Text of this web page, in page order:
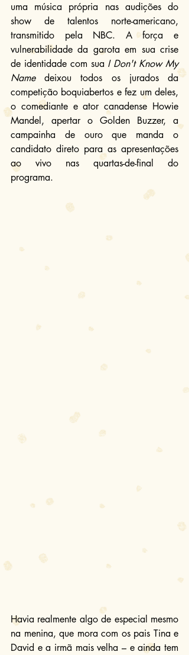
uma música própria nas audições do
show de talentos norte-americano,
transmitido pela NBC. A força e
vulnerabilidade da garota em sua crise
de identidade com sua I Don't Know My
Name deixou todos os jurados da
competição boquiabertos e fez um deles,
o comediante e ator canadense Howie
Mandel, apertar o Golden Buzzer, a
campainha de ouro que manda o
candidato direto para as apresentações
ao vivo nas quartas-de-final do
programa.
Havia realmente algo de especial mesmo
na menina, que mora com os pais Tina e
David e a irmã mais velha – e ainda tem